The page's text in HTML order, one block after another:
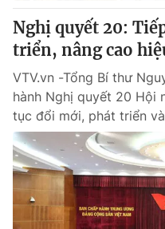
Nghị quyết 20:
triển, nâng cao
VTV.vn -Tổng Bí thư
hành Nghị quyết 20 Hội
tục đổi mới, phát triển